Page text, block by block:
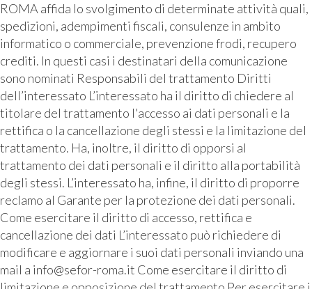
ROMA affida lo svolgimento di determinate attività quali,
spedizioni, adempimenti fiscali, consulenze in ambito
informatico o commerciale, prevenzione frodi, recupero
crediti. In questi casi i destinatari della comunicazione
sono nominati Responsabili del trattamento Diritti
dell’interessato L’interessato ha il diritto di chiedere al
titolare del trattamento l'accesso ai dati personali e la
rettifica o la cancellazione degli stessi e la limitazione del
trattamento. Ha, inoltre, il diritto di opporsi al
trattamento dei dati personali e il diritto alla portabilità
degli stessi. L’interessato ha, infine, il diritto di proporre
reclamo al Garante per la protezione dei dati personali.
Come esercitare il diritto di accesso, rettifica e
cancellazione dei dati L’interessato può richiedere di
modificare e aggiornare i suoi dati personali inviando una
mail a info@sefor-roma.it Come esercitare il diritto di